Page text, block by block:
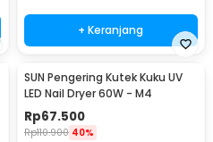
+ Keranjang
SUN Pengering Kutek Kuku UV
LED Nail Dryer 60W - M4
Rp67.500
Rp110.900 40%